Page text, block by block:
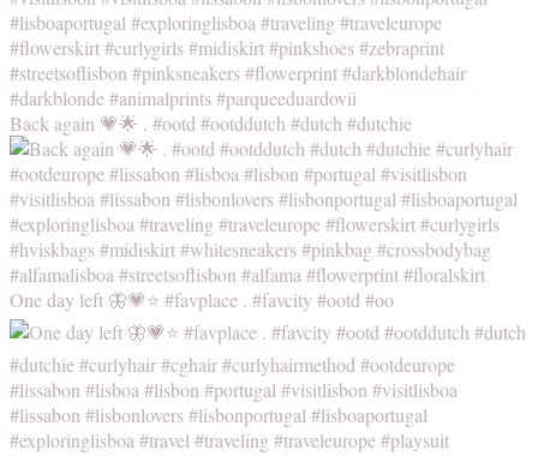
Back again 💗🌟 . #ootd #ootddutch #dutch #dutchie
One day left 🦋💗⭐️ #favplace . #favcity #ootd #oo